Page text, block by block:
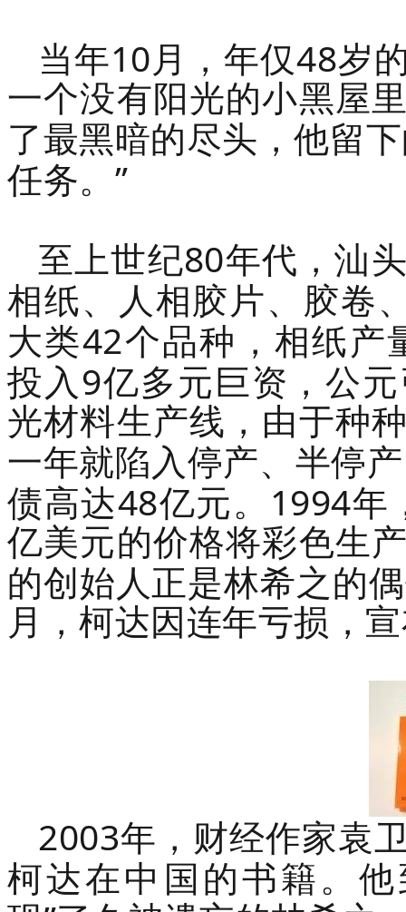
当年10 月，年仅48岁
一个没有阳光的小黑屋
了最黑暗的尽头，他留
任务。 ”
至上世纪80年代，汕
相纸、人相胶片、胶卷
大类42个品种，相纸产
投入 9亿多元巨资，公
光材料生产线，由于种
一年就陷入停产、半停
债高达48亿元。 1994年
亿美元的价格将彩色生
的创始人正是林希之的
月，柯达因连年亏损，
2003年，财经作家袁
柯达在中国的书籍。